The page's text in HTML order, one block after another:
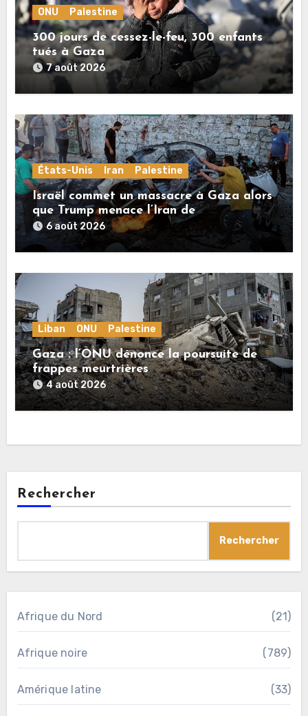
ONU Palestine
300 jours de cessez-le-feu, 300 enfants
tués à Gaza
7 août 2026
États-Unis Iran Palestine
Israël commet un massacre à Gaza alors
que Trump menace l’Iran de
«décapitation»
6 août 2026
Liban ONU Palestine
Gaza : l’ONU dénonce la poursuite de
frappes meurtrières
4 août 2026
Rechercher
Rechercher
Afrique du Nord (21)
Afrique noire (789)
Amérique latine (33)